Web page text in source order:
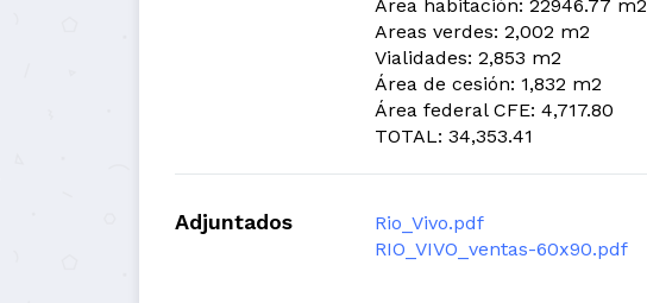
Área habitación: 22946.77 m2
Areas verdes: 2,002 m2
Vialidades: 2,853 m2
Área de cesión: 1,832 m2
Área federal CFE: 4,717.80
TOTAL: 34,353.41
Adjuntados
Rio_Vivo.pdf
RIO_VIVO_ventas-60x90.pdf